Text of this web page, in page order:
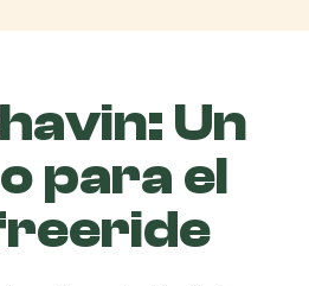
Un
para el